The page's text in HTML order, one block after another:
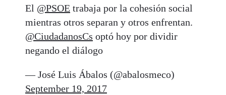
El @PSOE trabaja por la cohesión social
mientras otros separan y otros enfrentan.
@CiudadanosCs optó hoy por dividir
negando el diálogo
— José Luis Ábalos (@abalosmeco)
September 19, 2017